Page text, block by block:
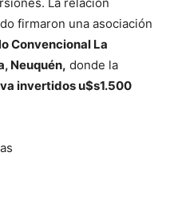
firmaron una asociación
Convencional La
Neuquén, donde la
invertidos u$s1.500